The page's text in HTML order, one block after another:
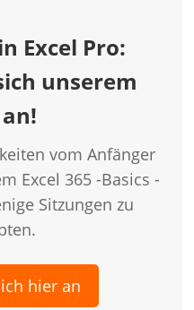
Excel Pro:
unserem
vom Anfänger
Excel 365 -Basics -
Sitzungen zu
hier an